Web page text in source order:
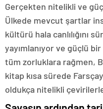
Gerçekten nitelikli ve
Ülkede mevcut şartlar
kültürü hala canlılığını
yayımlanıyor ve güçlü
tüm zorluklara rağmen,
kitap kısa sürede
oldukça nitelikli